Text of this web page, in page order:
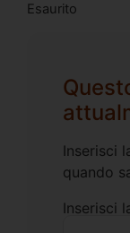
Esaurito
Inserisci
quando
Inserisci